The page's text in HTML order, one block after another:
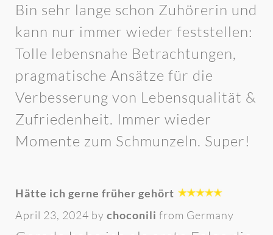
Bin sehr lange schon Zuhörerin und
kann nur immer wieder feststellen:
Tolle lebensnahe Betrachtungen,
pragmatische Ansätze für die
Verbesserung von Lebensqualität &
Zufriedenheit. Immer wieder
Momente zum Schmunzeln. Super!
Hätte ich gerne früher gehört
April 23, 2024 by choconili from Germany